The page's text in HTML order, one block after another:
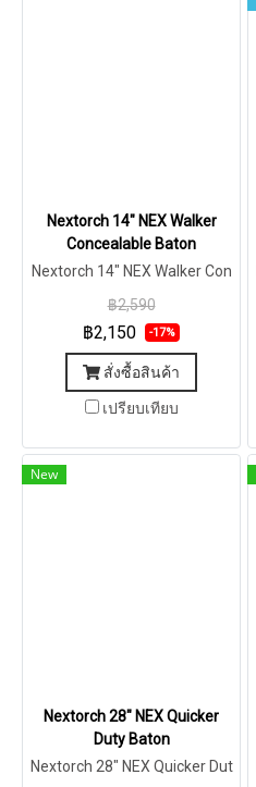
Nextorch 14″ NEX Walker
Concealable Baton
Nextorch 14″ NEX Walker Con
฿2,590
฿2,150 -17%
สั่งซื้อสินค้า
เปรียบเทียบ
New
Nextorch 28″ NEX Quicker
Duty Baton
Nextorch 28″ NEX Quicker Dut